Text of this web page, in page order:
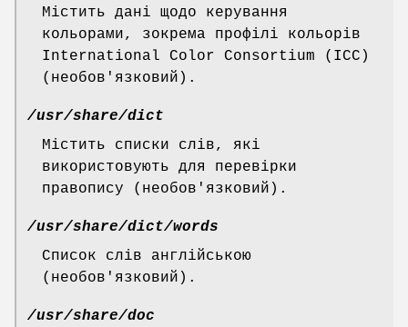
Містить дані щодо керування
кольорами, зокрема профілі кольорів
International Color Consortium (ICC)
(необов'язковий).
/usr/share/dict
Містить списки слів, які
використовують для перевірки
правопису (необов'язковий).
/usr/share/dict/words
Список слів англійською
(необов'язковий).
/usr/share/doc